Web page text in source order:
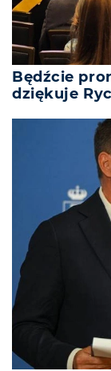
Będźcie
dziękuje